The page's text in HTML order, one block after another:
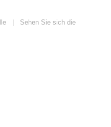
| Sehen Sie sich die